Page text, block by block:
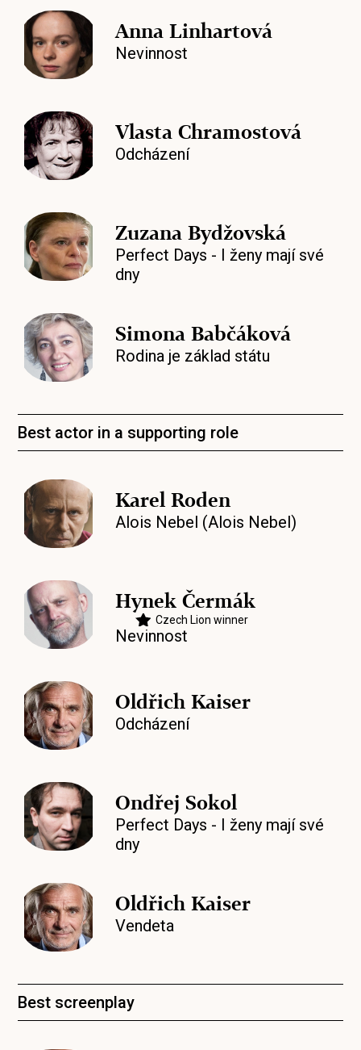
Anna Linhartová
Nevinnost
Vlasta Chramostová
Odcházení
Zuzana Bydžovská
Perfect Days - I ženy mají své
dny
Simona Babčáková
Rodina je základ státu
Best actor in a supporting role
Karel Roden
Alois Nebel (Alois Nebel)
Hynek Čermák
Czech Lion winner
Nevinnost
Oldřich Kaiser
Odcházení
Ondřej Sokol
Perfect Days - I ženy mají své
dny
Oldřich Kaiser
Vendeta
Best screenplay